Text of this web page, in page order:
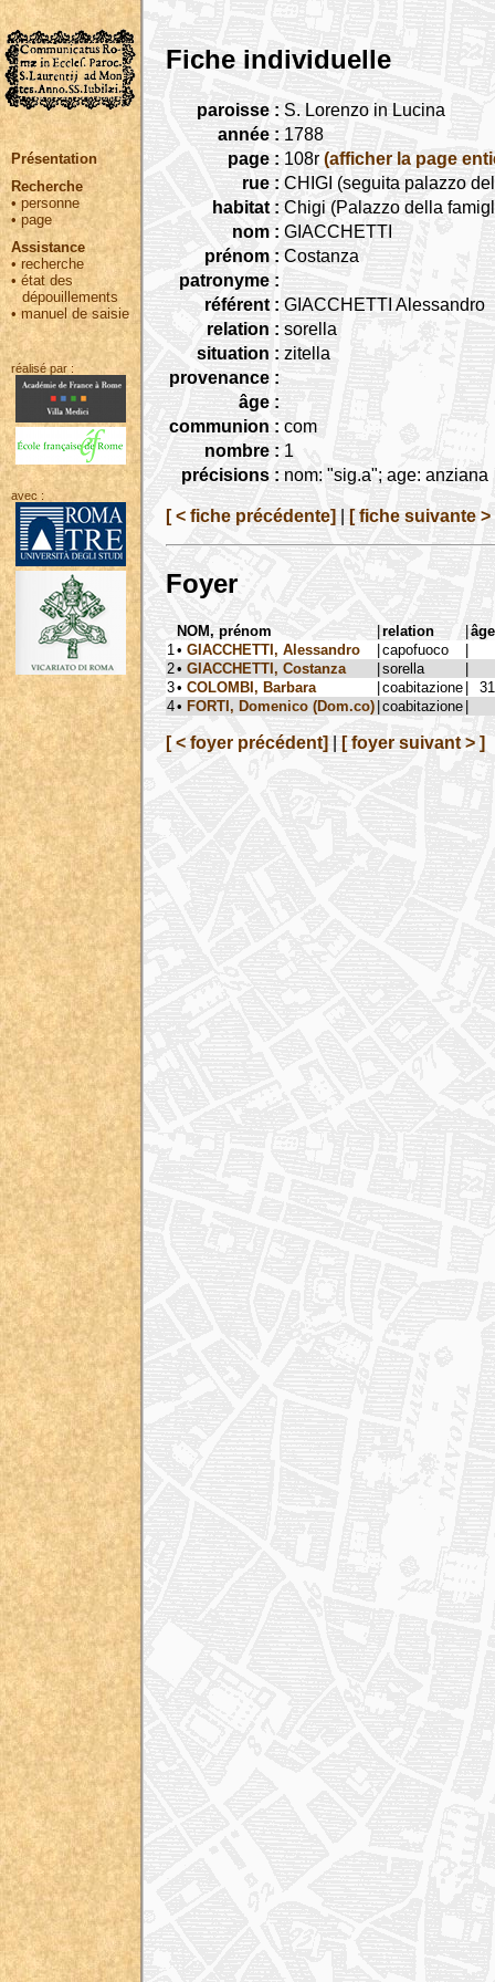
Présentation
Recherche
• personne
•page
Assistance
• recherche
•état des
dépouillements
•manuel de saisie
réalisé par :
avec :
Fiche individuelle
paroisse : S. Lorenzo in Lucina
année : 1788
page : 108r (afficher la page
rue : CHIGI (seguita palazzo
habitat : Chigi (Palazzo della
nom : GIACCHETTI
prénom : Costanza
patronyme :
référent : GIACCHETTI Alessandro
relation : sorella
situation : zitella
provenance :
âge :
communion : com
nombre : 1
précisions : nom: "sig.a"; age: anziana
[ < fiche précédente] [ fiche suivante >
Foyer
NOM, prénom |relation |âge
1 • GIACCHETTI, Alessandro |capofuoco
|
2• GIACCHETTI, Costanza |sorella
|
3• COLOMBI, Barbara |coabitazione |
31
4• FORTI, Domenico (Dom.co) |coabitazione |
[ < foyer précédent] [ foyer suivant > ]